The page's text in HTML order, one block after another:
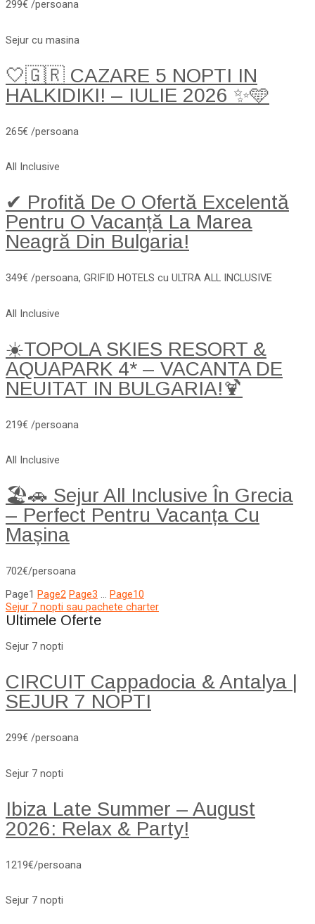
299€ /persoana
Sejur cu masina
🤍🇬🇷 CAZARE 5 NOPTI IN
HALKIDIKI! – IULIE 2026 ✨🩵
265€ /persoana
All Inclusive
✔ Profită De O Ofertă Excelentă
Pentru O Vacanță La Marea
Neagră Din Bulgaria!
349€ /persoana, GRIFID HOTELS cu ULTRA ALL INCLUSIVE
All Inclusive
☀️TOPOLA SKIES RESORT &
AQUAPARK 4* – VACANTA DE
NEUITAT IN BULGARIA!🍹
219€ /persoana
All Inclusive
🏖️🚗 Sejur All Inclusive În Grecia
– Perfect Pentru Vacanța Cu
Mașina
702€/persoana
Page1 Page2 Page3 … Page10
Sejur 7 nopti sau pachete charter
Ultimele Oferte
Sejur 7 nopti
CIRCUIT Cappadocia & Antalya |
SEJUR 7 NOPTI
299€ /persoana
Sejur 7 nopti
Ibiza Late Summer – August
2026: Relax & Party!
1219€/persoana
Sejur 7 nopti